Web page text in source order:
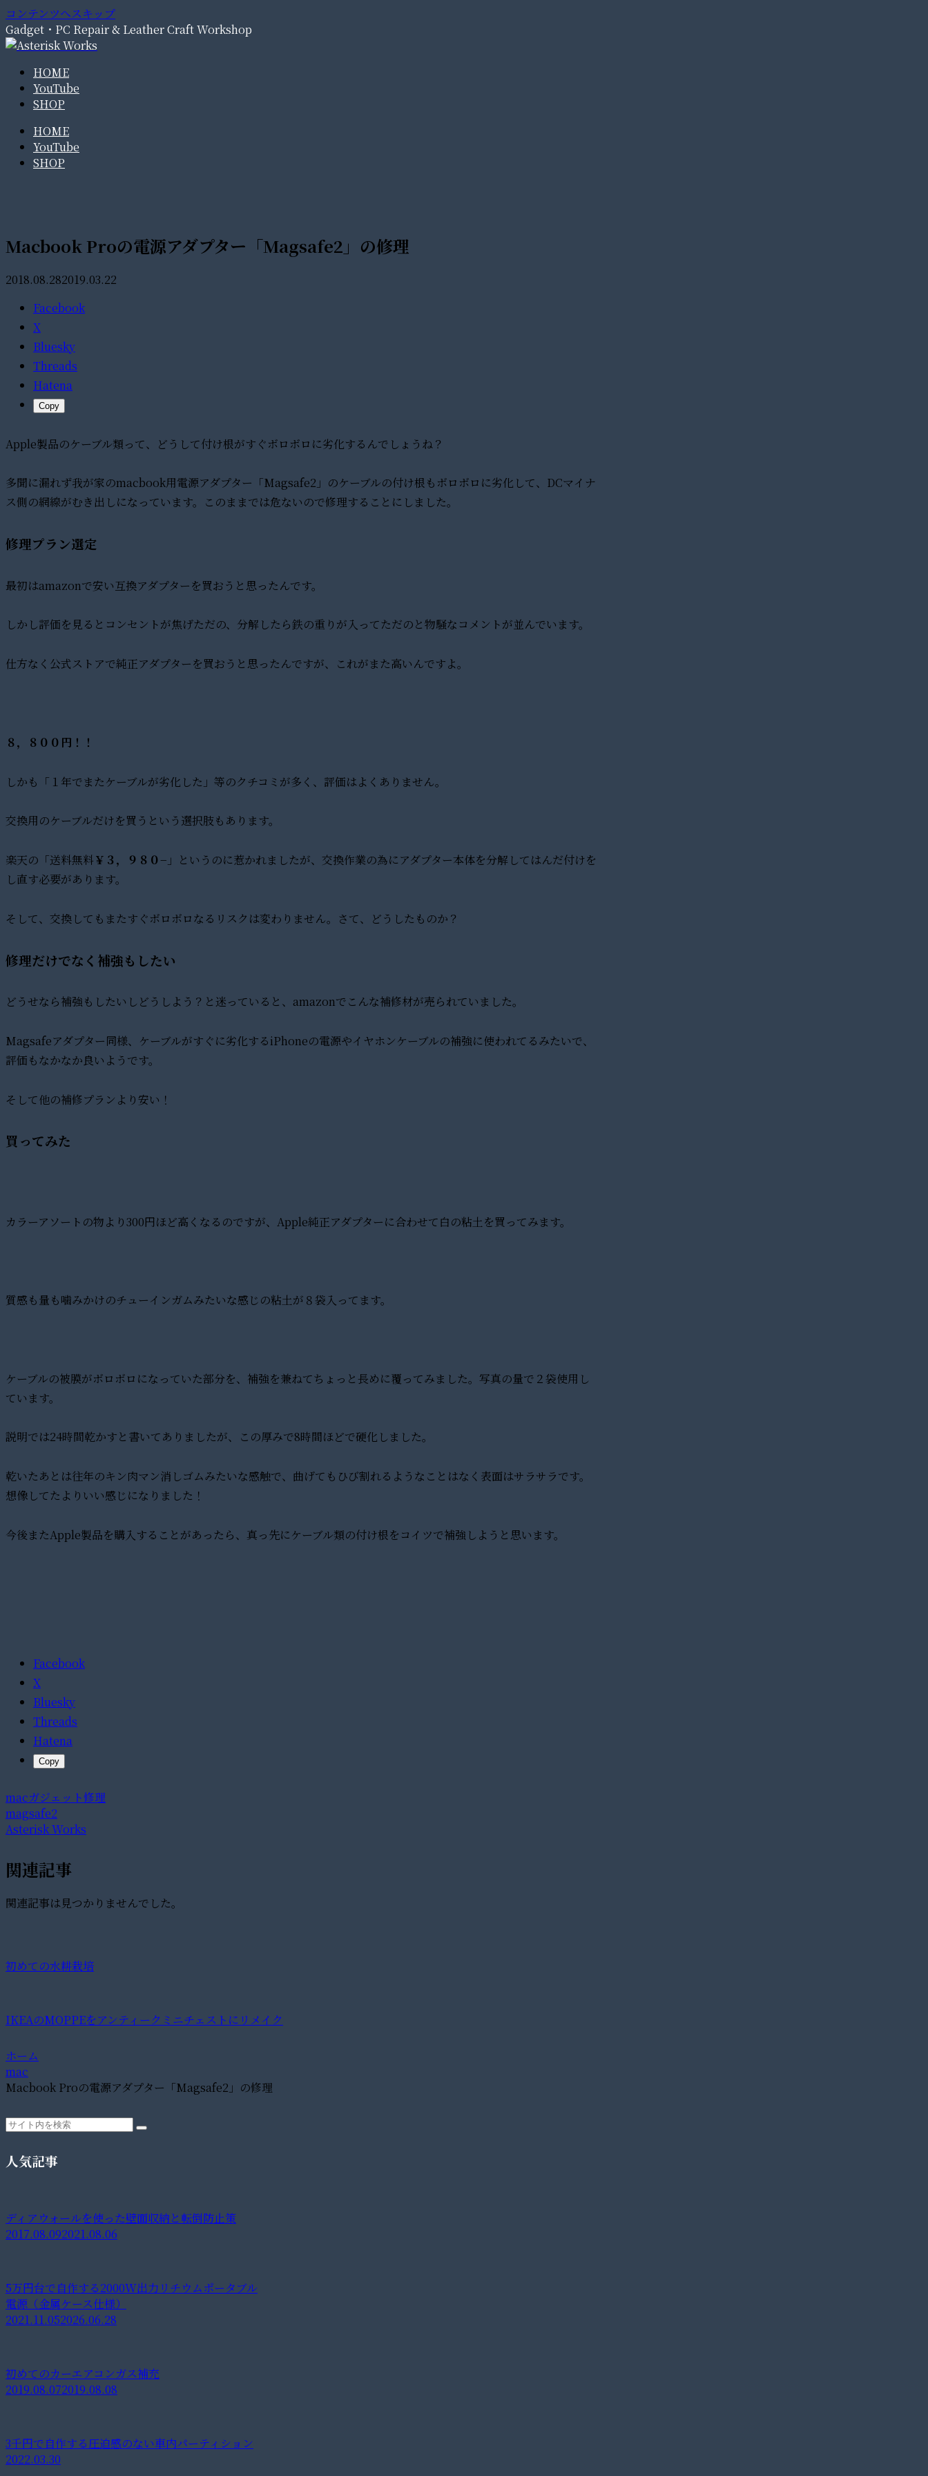
コンテンツへスキップ
Gadget・PC Repair & Leather Craft Workshop
HOME
YouTube
SHOP
HOME
YouTube
SHOP
Macbook Proの電源アダプター「Magsafe2」の修理
2018.08.282019.03.22
Facebook
X
Bluesky
Threads
Hatena
Copy
Apple製品のケーブル類って、どうして付け根がすぐボロボロに劣化するんでしょうね？
多聞に漏れず我が家のmacbook用電源アダプター「Magsafe2」のケーブルの付け根もボロボロに劣化して、DCマイナ
ス側の網線がむき出しになっています。このままでは危ないので修理することにしました。
修理プラン選定
最初はamazonで安い互換アダプターを買おうと思ったんです。
しかし評価を見るとコンセントが焦げただの、分解したら鉄の重りが入ってただのと物騒なコメントが並んでいます。
仕方なく公式ストアで純正アダプターを買おうと思ったんですが、これがまた高いんですよ。
８，８００円！！
しかも「１年でまたケーブルが劣化した」等のクチコミが多く、評価はよくありません。
交換用のケーブルだけを買うという選択肢もあります。
楽天の「送料無料￥３，９８０− 」というのに惹かれましたが、交換作業の為にアダプター本体を分解してはんだ付けを
し直す必要があります。
そして、交換してもまたすぐボロボロなるリスクは変わりません。さて、どうしたものか？
修理だけでなく補強もしたい
どうせなら補強もしたいしどうしよう？と迷っていると、amazonでこんな補修材が売られていました。
Magsafeアダプター同様、ケーブルがすぐに劣化するiPhoneの電源やイヤホンケーブルの補強に使われてるみたいで、
評価もなかなか良いようです。
そして他の補修プランより安い！
買ってみた
カラーアソートの物より300円ほど高くなるのですが、Apple純正アダプターに合わせて白の粘土を買ってみます。
質感も量も噛みかけのチューインガムみたいな感じの粘土が８袋入ってます。
ケーブルの被膜がボロボロになっていた部分を、補強を兼ねてちょっと長めに覆ってみました。写真の量で２袋使用し
ています。
説明では24時間乾かすと書いてありましたが、この厚みで8時間ほどで硬化しました。
乾いたあとは往年のキン肉マン消しゴムみたいな感触で、曲げてもひび割れるようなことはなく表面はサラサラです。
想像してたよりいい感じになりました！
今後またApple製品を購入することがあったら、真っ先にケーブル類の付け根をコイツで補強しようと思います。
Facebook
X
Bluesky
Threads
Hatena
Copy
macガジェット修理
magsafe2
Asterisk Works
関連記事
関連記事は見つかりませんでした。
初めての水耕栽培
IKEAのMOPPEをアンティークミニチェストにリメイク
ホーム
mac
Macbook Proの電源アダプター「Magsafe2」の修理
人気記事
ディアウォールを使った壁面収納と転倒防止策
2017.08.092021.08.06
5万円台で自作する2000W出力リチウムポータブル
電源（金属ケース仕様）
2021.11.052026.06.28
初めてのカーエアコンガス補充
2019.08.072019.08.08
3千円で自作する圧迫感のない車内パーティション
2022.03.30